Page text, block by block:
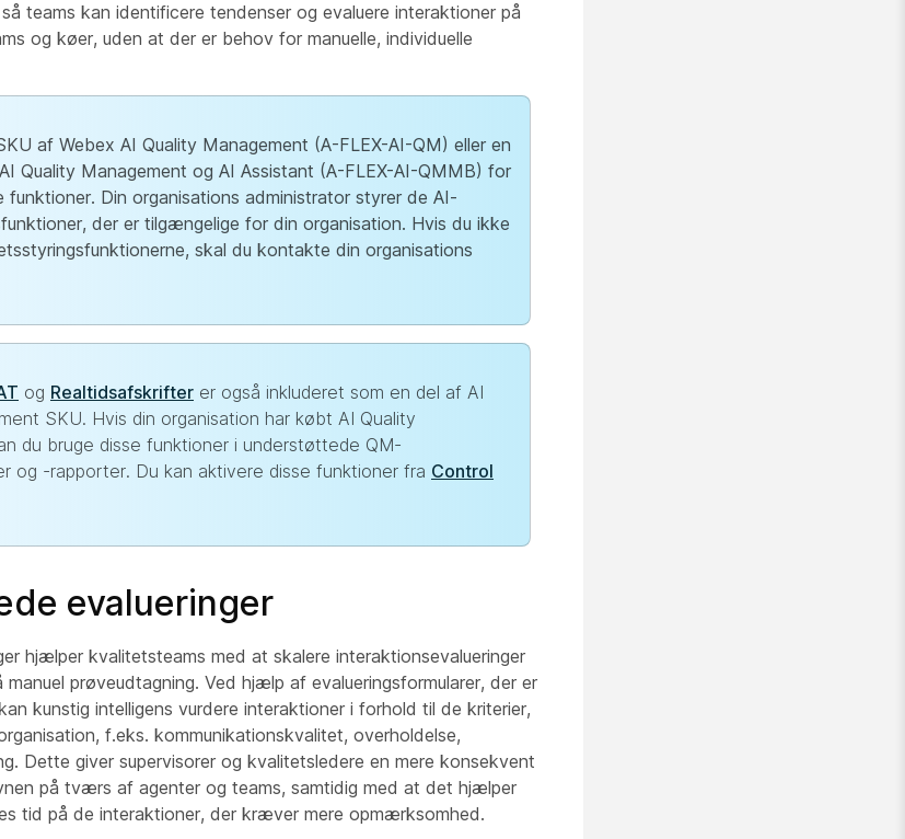
teams kan identificere tendenser og evaluere interaktioner på
og køer, uden at der er behov for manuelle, individuelle
af Webex AI Quality Management (A-FLEX-AI-QM) eller en
Quality Management og AI Assistant (A-FLEX-AI-QMMB) for
funktioner. Din organisations administrator styrer de AI-
der er tilgængelige for din organisation. Hvis du ikke
skal du kontakte din organisations
og Realtidsafskrifter er også inkluderet som en del af AI
SKU. Hvis din organisation har købt AI Quality
du bruge disse funktioner i understøttede QM-
og -rapporter. Du kan aktivere disse funktioner fra Control
evalueringer
hjælper kvalitetsteams med at skalere interaktionsevalueringer
prøveudtagning. Ved hjælp af evalueringsformularer, der er
kunstig intelligens vurdere interaktioner i forhold til de kriterier,
f.eks. kommunikationskvalitet, overholdelse,
Dette giver supervisorer og kvalitetsledere en mere konsekvent
på tværs af agenter og teams, samtidig med at det hjælper
tid på de interaktioner, der kræver mere opmærksomhed.